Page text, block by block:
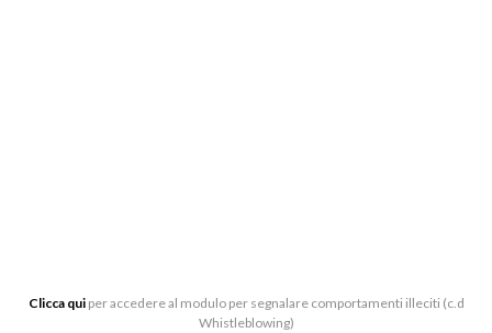
Clicca quiper accedere al modulo per segnalare comportamenti illeciti (c.d
Whistleblowing)